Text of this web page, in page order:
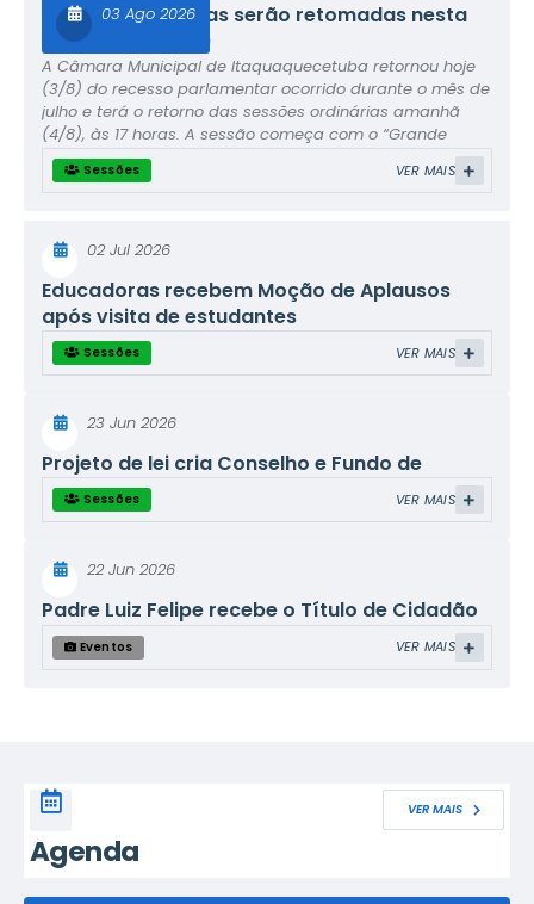
Sessões ordinárias serão retomadas nesta
terça-feira (4/8)
03 Ago 2026
Sessões
A Câmara Municipal de Itaquaquecetuba retornou hoje
(3/8) do recesso parlamentar ocorrido durante o mês de
julho e terá o retorno das sessões ordinárias amanhã
(4/8), às 17 horas. A sessão começa com o “Grande
Expediente”, momento em que os vereadores podem
utilizar a tribuna para falar sobre diversos assuntos. Em
correspondências e das proposições recebidas. Por fim,
VER MAIS
Educadoras recebem Moção de Aplausos
após visita de estudantes
02 Jul 2026
Sessões VER MAIS
Projeto de lei cria Conselho e Fundo de
Diversidade Sexual
23 Jun 2026
Sessões VER MAIS
Padre Luiz Felipe recebe o Título de Cidadão
Itaquaquecetubense
22 Jun 2026
Eventos VER MAIS
Agenda
VER MAIS